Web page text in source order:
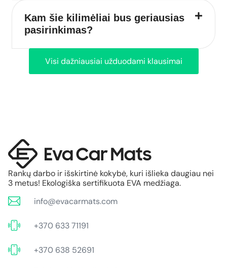
Kam šie kilimėliai bus geriausias
pasirinkimas?
Visi dažniausiai užduodami klausimai
Rankų darbo ir išskirtinė kokybė, kuri išlieka daugiau nei
3 metus! Ekologiška sertifikuota EVA medžiaga.
info@evacarmats.com
+370 633 71191
+370 638 52691